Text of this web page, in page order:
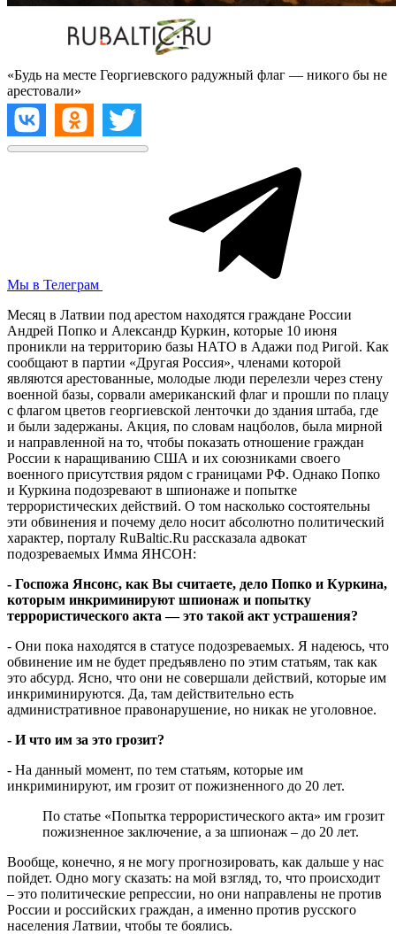
«Будь на месте Георгиевского радужный флаг — никого бы не
арестовали»
Мы в Телеграм
Месяц в Латвии под арестом находятся граждане России
Андрей Попко и Александр Куркин, которые 10 июня
проникли на территорию базы НАТО в Адажи под Ригой. Как
сообщают в партии «Другая Россия», членами которой
являются арестованные, молодые люди перелезли через стену
военной базы, сорвали американский флаг и прошли по плацу
с флагом цветов георгиевской ленточки до здания штаба, где
и были задержаны. Акция, по словам нацболов, была мирной
и направленной на то, чтобы показать отношение граждан
России к наращиванию США и их союзниками своего
военного присутствия рядом с границами РФ. Однако Попко
и Куркина подозревают в шпионаже и попытке
террористических действий. О том насколько состоятельны
эти обвинения и почему дело носит абсолютно политический
характер, порталу RuBaltic.Ru рассказала адвокат
подозреваемых Имма ЯНСОН:
- Госпожа Янсонс, как Вы считаете, дело Попко и Куркина,
которым инкриминируют шпионаж и попытку
террористического акта — это такой акт устрашения?
- Они пока находятся в статусе подозреваемых. Я надеюсь, что
обвинение им не будет предъявлено по этим статьям, так как
это абсурд. Ясно, что они не совершали действий, которые им
инкриминируются. Да, там действительно есть
административное правонарушение, но никак не уголовное.
- И что им за это грозит?
- На данный момент, по тем статьям, которые им
инкриминируют, им грозит от пожизненного до 20 лет.
По статье «Попытка террористического акта» им грозит
пожизненное заключение, а за шпионаж – до 20 лет.
Вообще, конечно, я не могу прогнозировать, как дальше у нас
пойдет. Одно могу сказать: на мой взгляд, то, что происходит
– это политические репрессии, но они направлены не против
России и российских граждан, а именно против русского
населения Латвии, чтобы те боялись.